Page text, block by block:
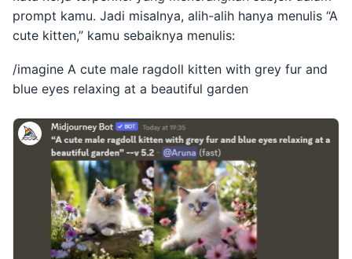
prompt kamu. Jadi misalnya, alih-alih hanya menulis “A
cute kitten,” kamu sebaiknya menulis:
/imagine A cute male ragdoll kitten with grey fur and
blue eyes relaxing at a beautiful garden